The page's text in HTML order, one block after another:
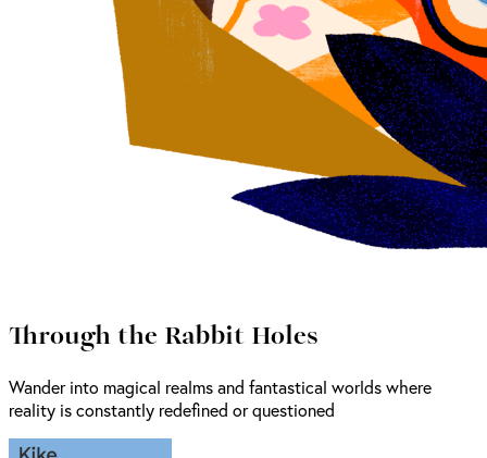
Through the Rabbit Holes
Wander into magical realms and fantastical worlds where
reality is constantly redefined or questioned